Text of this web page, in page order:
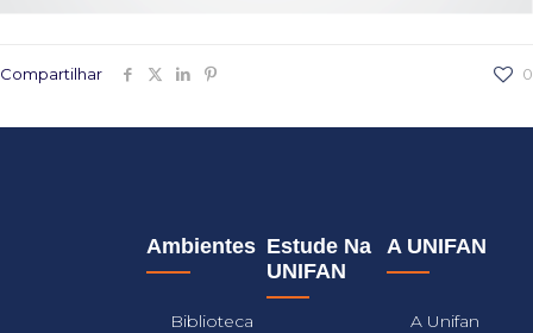
Compartilhar 0
A UNIFAN
A Unifan
Estude Na
UNIFAN
Ambientes
Biblioteca